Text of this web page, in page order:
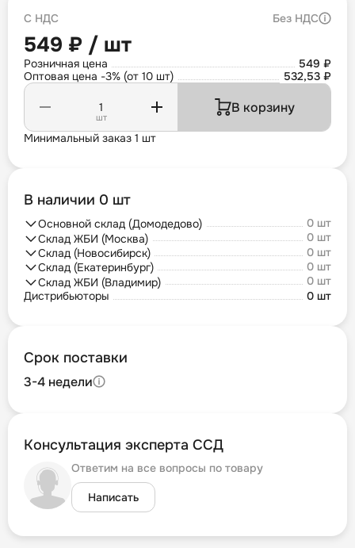
С НДС Без НДС
549 ₽ / шт
Розничная цена
549 ₽
Оптовая цена -3% (от 10 шт)
532,53 ₽
шт
В корзину
Минимальный заказ 1 шт
В наличии 0 шт
Основной склад (Домодедово)
0 шт
Склад ЖБИ (Москва)
0 шт
Склад (Новосибирск)
0 шт
Склад (Екатеринбург)
0 шт
Склад ЖБИ (Владимир)
0 шт
Дистрибьюторы
0 шт
Срок поставки
3-4 недели
Консультация эксперта ССД
Ответим на все вопросы по товару
Написать